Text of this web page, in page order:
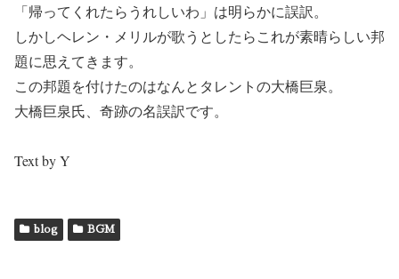
「帰ってくれたらうれしいわ」は明らかに誤訳。
しかしヘレン・メリルが歌うとしたらこれが素晴らしい邦
題に思えてきます。
この邦題を付けたのはなんとタレントの大橋巨泉。
大橋巨泉氏、奇跡の名誤訳です。
Text by Y
blog BGM